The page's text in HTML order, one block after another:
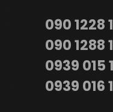
090 1228
090 1288
0939 015
0939 016